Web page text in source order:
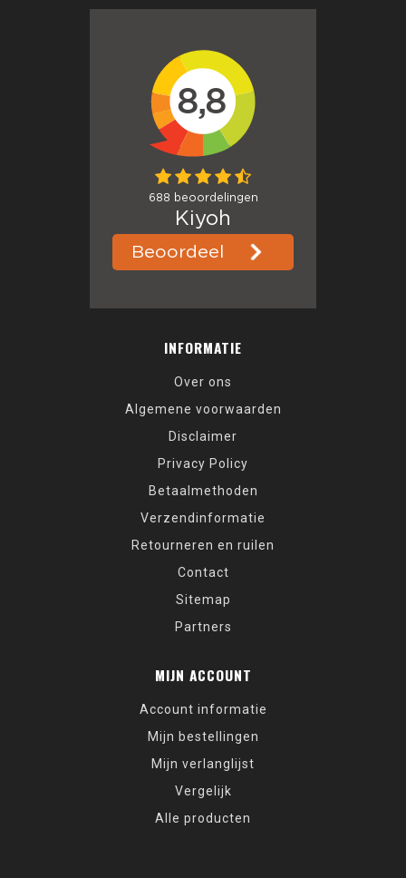
INFORMATIE
Over ons
Algemene voorwaarden
Disclaimer
Privacy Policy
Betaalmethoden
Verzendinformatie
Retourneren en ruilen
Contact
Sitemap
Partners
MIJN ACCOUNT
Account informatie
Mijn bestellingen
Mijn verlanglijst
Vergelijk
Alle producten